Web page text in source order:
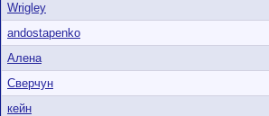
Wrigley
andostapenko
Алена
Сверчун
кейн